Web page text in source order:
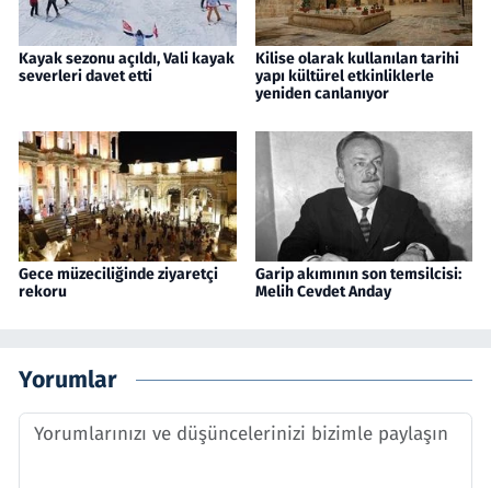
Kayak sezonu açıldı, Vali kayak
severleri davet etti
Kilise olarak kullanılan tarihi
yapı kültürel etkinliklerle
yeniden canlanıyor
Gece müzeciliğinde ziyaretçi
rekoru
Garip akımının son temsilcisi:
Melih Cevdet Anday
Yorumlar